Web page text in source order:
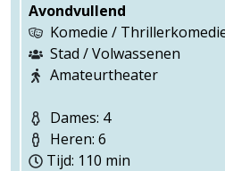
Avondvullend
Komedie /
Stad / Volwassenen
Amateurtheater
Dames: 4
Heren: 6
Tijd: 110 min